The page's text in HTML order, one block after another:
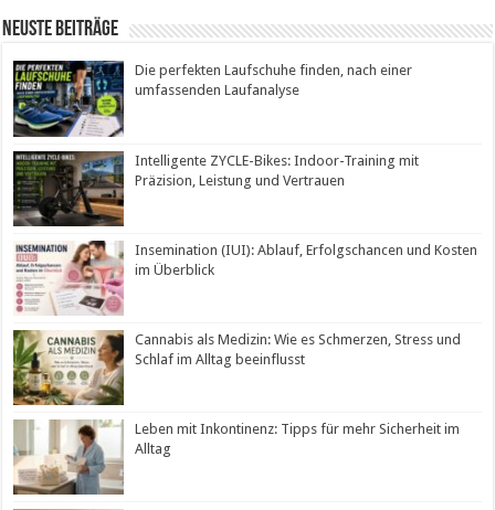
Neuste Beiträge
Die perfekten Laufschuhe finden, nach einer
umfassenden Laufanalyse
Intelligente ZYCLE-Bikes: Indoor-Training mit
Präzision, Leistung und Vertrauen
Insemination (IUI): Ablauf, Erfolgschancen und Kosten
im Überblick
Cannabis als Medizin: Wie es Schmerzen, Stress und
Schlaf im Alltag beeinflusst
Leben mit Inkontinenz: Tipps für mehr Sicherheit im
Alltag